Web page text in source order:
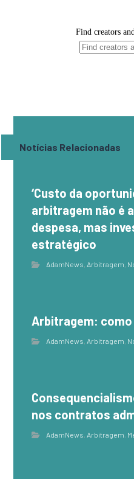
Notícias Relacionadas
‘Custo da
arbitragem não é
despesa, mas
estratégico
AdamNews, Arbitragem,
Arbitragem:
AdamNews, Arbitragem,
nos contratos
AdamNews, Arbitragem,